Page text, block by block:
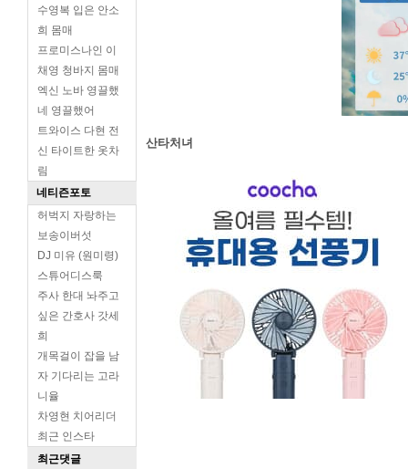
수영복 입은 안소
희 몸매
프로미스나인 이
채영 청바지 몸매
엑신 노바 영끌했
네 영끌했어
트와이스 다현 전
신 타이트한 옷차
림
네티즌포토
허벅지 자랑하는
보송이버섯
DJ 미유 (원미령)
스튜어디스룩
주사 한대 놔주고
싶은 간호사 갓세
희
개목걸이 잡을 남
자 기다리는 고라
니율
차영현 치어리더
최근 인스타
최근댓글
산타처녀